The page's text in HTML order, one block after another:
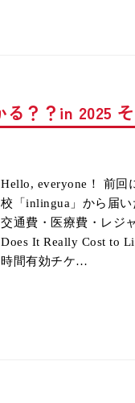
る？？in 2025
Hello, everyone！ 前回
校「inlingua」から届
交通費・医療費・レジ
Does It Really Cost to
時間有効チケ…